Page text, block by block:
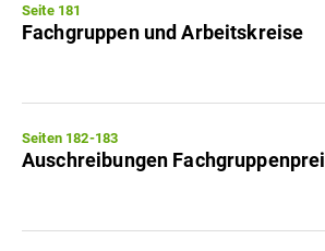
Seite 181
Fachgruppen und Arbeitskreise
Seiten 182-183
Auschreibungen